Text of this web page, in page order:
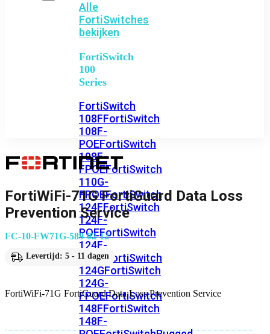
Alle
FortiSwitches
bekijken
FortiSwitch
100
Series
FortiSwitch
108FFortiSwitch
108F-
POEFortiSwitch
108F-
FPOEFortiSwitch
110G-
FPOEFortiSwitch
124FFortiSwitch
124F-
POEFortiSwitch
124F-
FPOEFortiSwitch
124GFortiSwitch
124G-
FPOEFortiSwitch
148FFortiSwitch
148F-
FortiWiFi-71G FortiGuard Data Loss
Prevention Service
FC-10-FW71G-589-02-12
Levertijd: 5 - 11 dagen
FortiWiFi-71G FortiGuard Data Loss Prevention Service